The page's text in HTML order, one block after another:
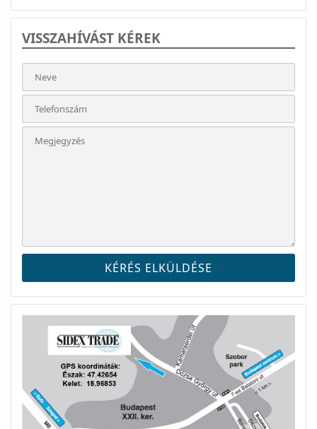
VISSZAHÍVÁST KÉREK